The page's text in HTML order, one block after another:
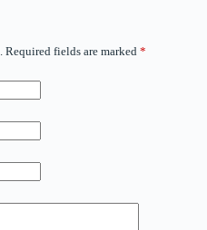
Required fields are marked *